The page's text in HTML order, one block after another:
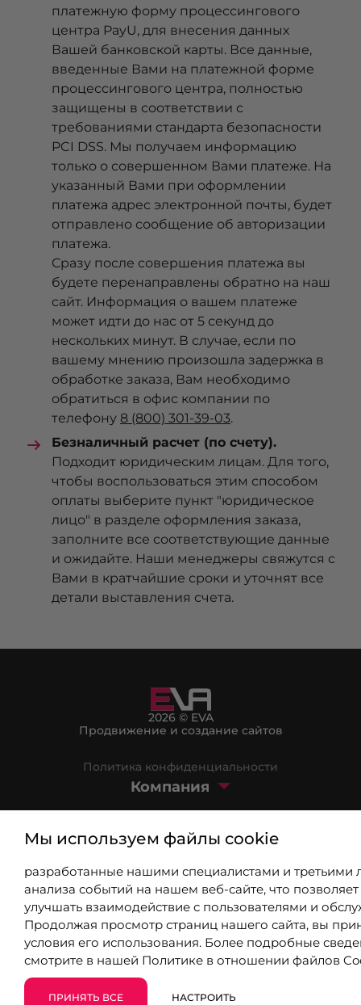
платежную форму процессингового
центра PayU, для внесения данных
Вашей банковской карты. Все данные,
введенные Вами на платежной форме
процессингового центра, полностью
защищены в соответствии с
требованиями стандарта безопасности
PCI DSS. Мы получаем информацию
только о совершенном Вами платеже. На
указанный Вами при оформлении
платежа адрес электронной почты, будет
отправлено сообщение об авторизации
платежа.
Сразу после совершения платежа вы
будете перенаправлены обратно на наш
сайт. Информация о вашем платеже
может идти до нас от 5 секунд до
нескольких минут. В случае, если по
вашему мнению произошла задержка в
обработке заказа, Вам необходимо
обратиться в офис компании по
телефону 8 (800) 301-39-03.
Безналичный расчет (по счету).
Подходит юридическим лицам. Для того,
чтобы воспользоваться этим способом
оплаты выберите пункт "юридическое
лицо" в разделе оформления заказа,
заполните все соответствующие данные
и ожидайте. Наши менеджеры свяжутся с
Вами в кратчайшие сроки и уточнят все
детали выставления счета.
2026 © EVA
Продвижение и создание сайтов
Политика конфиденциальности
Компания
Блог
8 (800) 301-39-03
info@9310802.ru
Хабаровск, ул. Карла Маркса, 96А
Мы используем файлы cookie
разработанные нашими специалистами и третьими
анализа событий на нашем веб-сайте, что
улучшать взаимодействие с пользователями и
Продолжая просмотр страниц нашего сайта, вы
условия его использования. Более подробные
смотрите в нашей Политике в отношении файлов
ПРИНЯТЬ ВСЕ НАСТРОИТЬ